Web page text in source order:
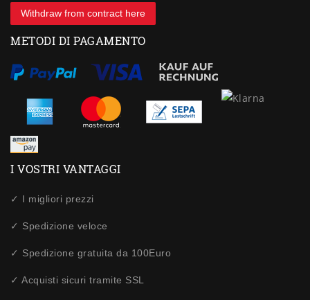
Withdraw from contract here
METODI DI PAGAMENTO
I VOSTRI VANTAGGI
✓ I migliori prezzi
✓ Spedizione veloce
✓ Spedizione gratuita da 100Euro
✓ Acquisti sicuri tramite SSL